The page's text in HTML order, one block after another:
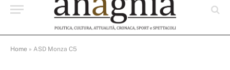
Home » ASD Monza C5